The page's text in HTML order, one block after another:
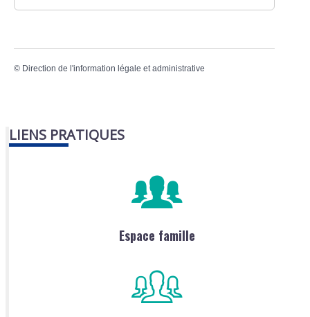
© Direction de l'information légale et administrative
LIENS PRATIQUES
Espace famille